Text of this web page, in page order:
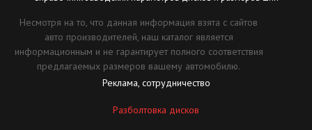
Несмотря на то, что данная информация взята с сайтов
авто производителей, наш каталог является
информационным и не гарантирует полного соответствия
предлагаемых размеров вашему автомобилю.
Реклама, сотрудничество
Разболтовка дисков